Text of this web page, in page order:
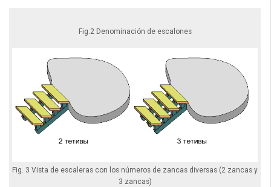
Fig.2 Denominación de escalones
Fig. 3 Vista de escaleras con los números de zancas diversas (2 zancas y
3 zancas)